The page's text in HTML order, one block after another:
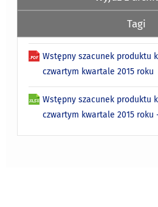
Tagi
Wstępny szacunek produktu
czwartym kwartale 2015 roku
Wstępny szacunek produktu
czwartym kwartale 2015 roku